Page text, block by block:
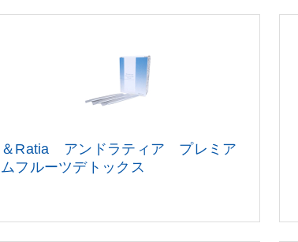
＆Ratia アンドラティア プレミア
ムフルーツデトックス